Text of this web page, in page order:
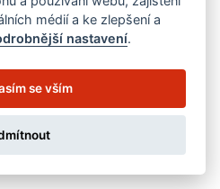
All Rights Reserved.
médií a ke zlepšení a
nastavení.
se vším